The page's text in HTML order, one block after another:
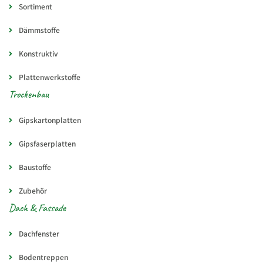
Sortiment
Dämmstoffe
Konstruktiv
Plattenwerkstoffe
Trockenbau
Gipskartonplatten
Gipsfaserplatten
Baustoffe
Zubehör
Dach & Fassade
Dachfenster
Bodentreppen